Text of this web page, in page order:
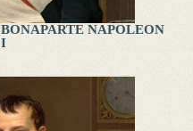
BONAPARTE NAPOLEON
I